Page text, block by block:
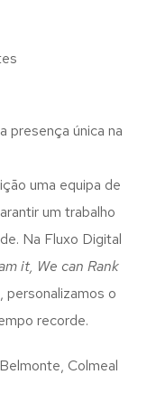
presença única na
uma equipa de
um trabalho
Na Fluxo Digital
it, We can Rank
personalizamos o
recorde.
Colmeal